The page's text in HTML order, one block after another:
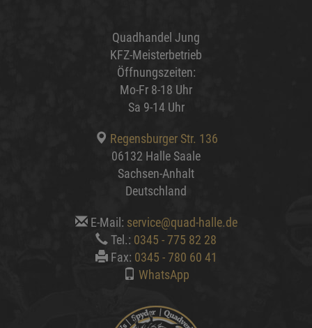
Quadhandel Jung
KFZ-Meisterbetrieb
Öffnungszeiten:
Mo-Fr 8-18 Uhr
Sa 9-14 Uhr
Regensburger Str. 136
06132 Halle Saale
Sachsen-Anhalt
Deutschland
E-Mail: service@quad-halle.de
Tel.: 0345 - 775 82 28
Fax: 0345 - 780 60 41
WhatsApp